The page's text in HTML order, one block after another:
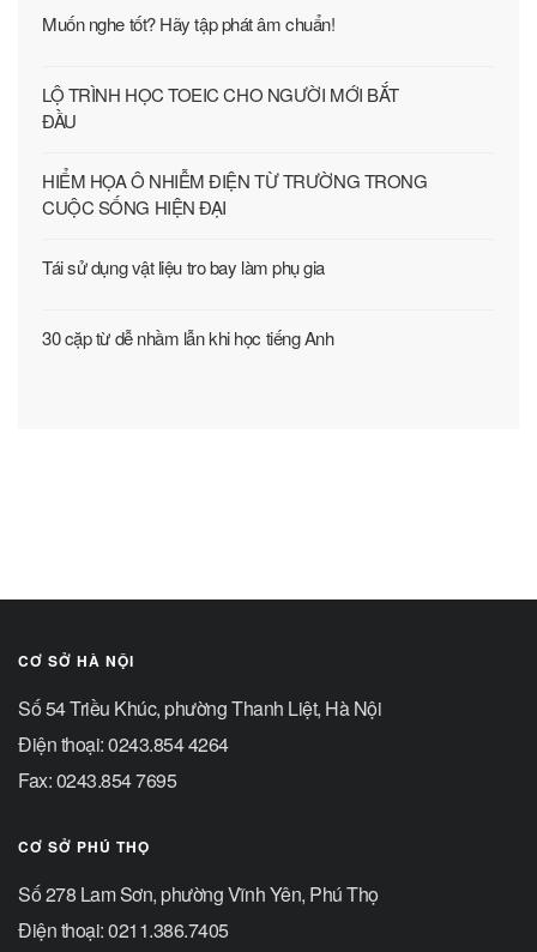
Muốn nghe tốt? Hãy tập phát âm chuẩn!
LỘ TRÌNH HỌC TOEIC CHO NGƯỜI MỚI BẮT
ĐẦU
HIỂM HỌA Ô NHIỄM ĐIỆN TỪ TRƯỜNG TRONG
CUỘC SỐNG HIỆN ĐẠI
Tái sử dụng vật liệu tro bay làm phụ gia
30 cặp từ dễ nhầm lẫn khi học tiếng Anh
CƠ SỞ HÀ NỘI
Số 54 Triều Khúc, phường Thanh Liệt, Hà Nội
Điện thoại: 0243.854 4264
Fax: 0243.854 7695
CƠ SỞ PHÚ THỌ
Số 278 Lam Sơn, phường Vĩnh Yên, Phú Thọ
Điện thoại: 0211.386.7405